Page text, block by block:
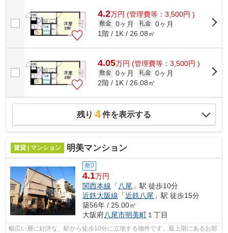
4.2万円 (管理費等：3,500円 )
敷金 0ヶ月 礼金 0ヶ月
1階 / 1K / 26.08㎡
4.05万円 (管理費等：3,500円 )
敷金 0ヶ月 礼金 0ヶ月
2階 / 1K / 26.08㎡
残り 4件を表示する
賃貸 | マンション 明美マンション
敷0
4.1万円
関西本線 「八尾 」駅 徒歩10分
近鉄大阪線 「近鉄八尾 」駅 徒歩15分
築56年 / 25.00㎡
大阪府八尾市明美町１丁目
幅広い層に好評な、駅から徒歩10分に立地する物件です。最上階にあるお部